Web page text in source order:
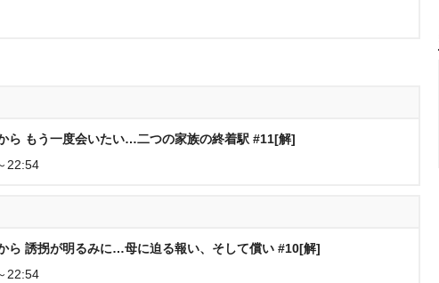
ら もう一度会いたい…二つの家族の終着駅 #11[解]
22:54
ら 誘拐が明るみに…母に迫る報い、そして償い #10[解]
22:54